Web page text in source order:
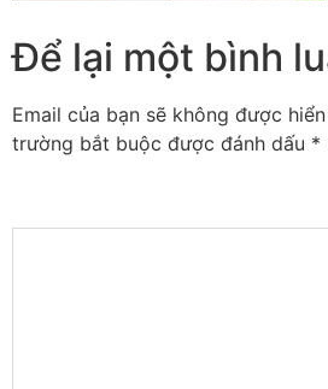
Để lại một bình
Email của bạn sẽ không được
trường bắt buộc được đánh dấu *